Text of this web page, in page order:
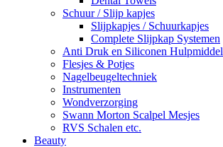
Schuur / Slijp kapjes
Slijpkapjes / Schuurkapjes
Complete Slijpkap Systemen
Anti Druk en Siliconen
Flesjes & Potjes
Nagelbeugeltechniek
Instrumenten
Wondverzorging
Swann Morton Scalpel Mesjes
RVS Schalen etc.
Beauty